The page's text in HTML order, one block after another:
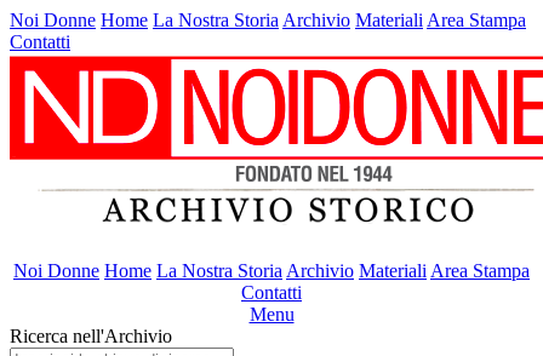
Noi Donne Home La Nostra Storia Archivio Materiali Area Stampa
Contatti
Noi Donne Home La Nostra Storia Archivio Materiali Area Stampa
Contatti
Menu
Ricerca nell'Archivio